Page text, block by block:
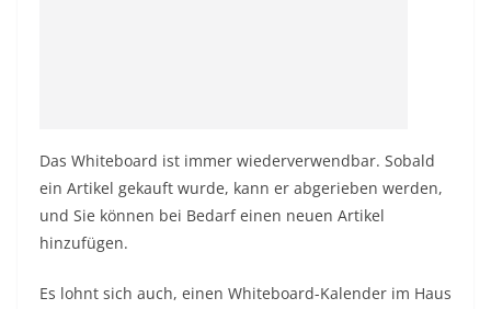
Das Whiteboard ist immer wiederverwendbar. Sobald
ein Artikel gekauft wurde, kann er abgerieben werden,
und Sie können bei Bedarf einen neuen Artikel
hinzufügen.
Es lohnt sich auch, einen Whiteboard-Kalender im Haus